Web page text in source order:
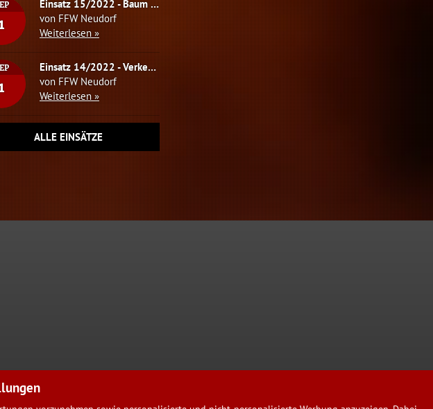
Einsatz 15/2022 - Baum droht auf Fahrbahn zu stürzen
von FFW Neudorf
Weiterlesen »
Einsatz 14/2022 - Verkehrsunfall mit 2 PKW´s
von FFW Neudorf
Weiterlesen »
ALLE EINSÄTZE